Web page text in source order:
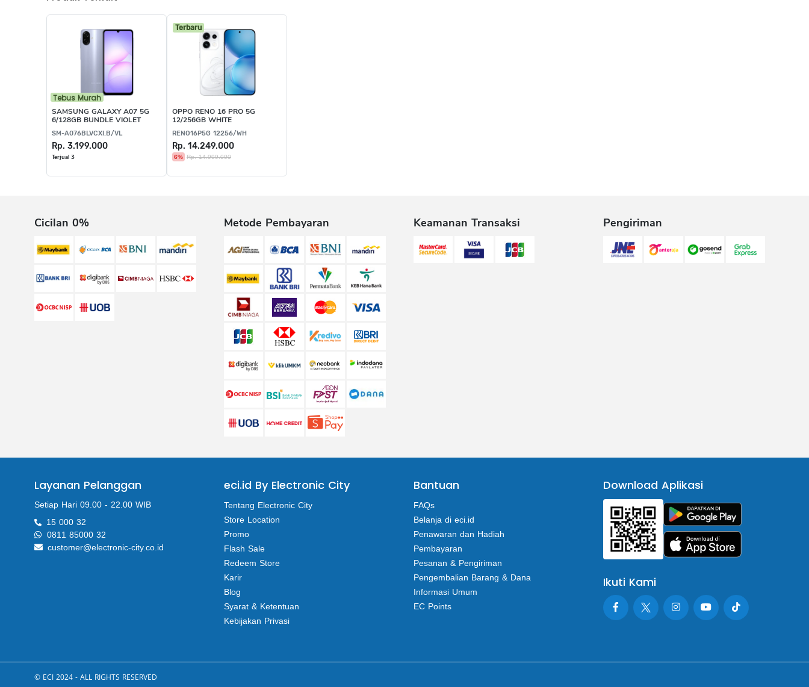
Tebus Murah
SAMSUNG GALAXY A07 5G
6/128GB BUNDLE VIOLET
SM-A076BLVCXI.B/VL
Rp. 3.199.000
Terjual 3
Terbaru
OPPO RENO 16 PRO 5G
12/256GB WHITE
RENO16P5G 12256/WH
Rp. 14.249.000
6% Rp. 14.999.000
Cicilan 0% Metode Pembayaran Keamanan Transaksi Pengiriman
Layanan Pelanggan
Setiap Hari 09.00 - 22.00 WIB
15 000 32
0811 85000 32
customer@electronic-city.co.id
eci.id By Electronic City
Tentang Electronic City
Store Location
Promo
Flash Sale
Redeem Store
Karir
Blog
Syarat & Ketentuan
Kebijakan Privasi
Bantuan
FAQs
Belanja di eci.id
Penawaran dan Hadiah
Pembayaran
Pesanan & Pengiriman
Pengembalian Barang & Dana
Informasi Umum
EC Points
Download Aplikasi
Ikuti Kami
© ECI 2024 - ALL RIGHTS RESERVED